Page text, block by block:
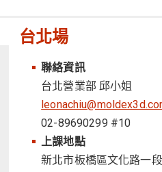
台北場
聯絡資訊
台北營業部 邱小姐
02-89690299 #10
上課地點
新北市板橋區文化路一